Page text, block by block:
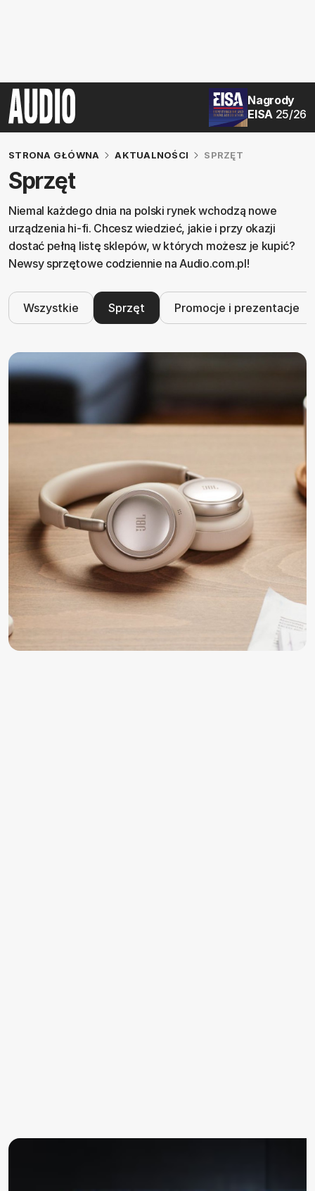
Nagrody
EISA 25/26
STRONA GŁÓWNA AKTUALNOŚCI SPRZĘT
Sprzęt
Niemal każdego dnia na polski rynek wchodzą nowe
urządzenia hi-fi. Chcesz wiedzieć, jakie i przy okazji
dostać pełną listę sklepów, w których możesz je kupić?
Newsy sprzętowe codziennie na Audio.com.pl!
Wszystkie Sprzęt Promocje i prezentacje